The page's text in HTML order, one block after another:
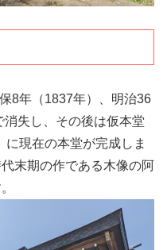
8年（1837年）、明治36
失し、その後は仮本堂
現在の本堂が完成しま
末期の作である木像の阿